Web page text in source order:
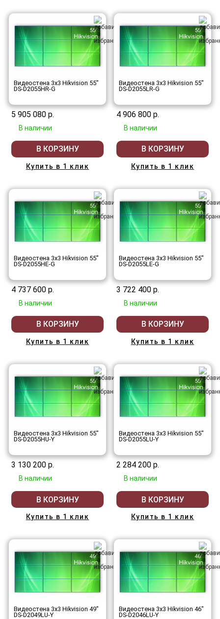
Видеостена 3x3 Hikvision 55"
DS-D2055HR-G
5 905 080 р.
В наличии
В КОРЗИНУ
Купить в 1 клик
Видеостена 3x3 Hikvision 55"
DS-D2055LR-G
4 906 800 р.
В наличии
В КОРЗИНУ
Купить в 1 клик
Видеостена 3x3 Hikvision 55"
DS-D2055HE-G
4 737 600 р.
В наличии
В КОРЗИНУ
Купить в 1 клик
Видеостена 3x3 Hikvision 55"
DS-D2055LE-G
3 722 400 р.
В наличии
В КОРЗИНУ
Купить в 1 клик
Видеостена 3x3 Hikvision 55"
DS-D2055HU-Y
3 130 200 р.
В наличии
В КОРЗИНУ
Купить в 1 клик
Видеостена 3x3 Hikvision 55"
DS-D2055LU-Y
2 284 200 р.
В наличии
В КОРЗИНУ
Купить в 1 клик
Видеостена 3x3 Hikvision 49"
DS-D2049LU-Y
Видеостена 3x3 Hikvision 46"
DS-D2046LU-Y